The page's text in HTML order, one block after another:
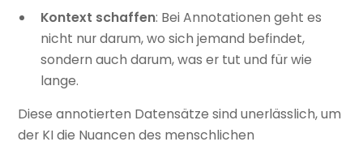
Kontext schaffen: Bei Annotationen geht es
nicht nur darum, wo sich jemand befindet,
sondern auch darum, was er tut und für wie
lange.
Diese annotierten Datensätze sind unerlässlich, um
der KI die Nuancen des menschlichen